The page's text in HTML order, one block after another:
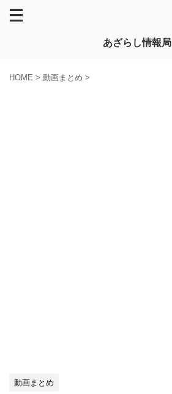
あざらし情報局
HOME > 動画まとめ >
動画まとめ